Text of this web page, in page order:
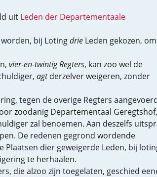
uit Leden der Departementaale
bij LotingdrieLeden gekozen,
vier-en-twintig Regters, kan zoo wel de
agtderzelver weigeren, zonder
tegen de overige Regters
zoodanig Departementaal
zal benoemen. Aan deszelfs
De redenen gegrond wordende
Plaatsen dier geweigerde Leden, bij
te herhaalen.
die alzoo zijn toegelaten, geschied